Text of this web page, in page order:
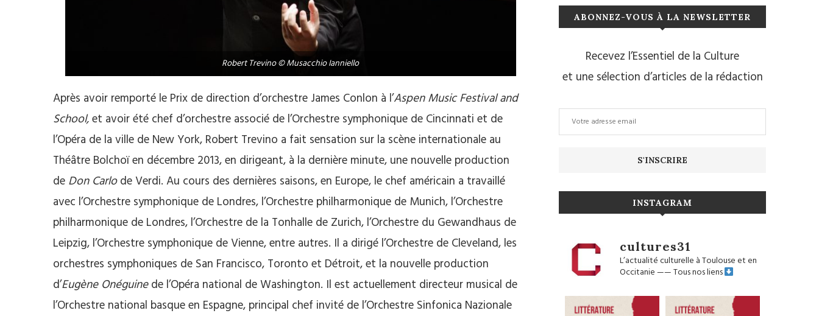
Robert Trevino © Musacchio Ianniello
Après avoir remporté le Prix de direction d’orchestre James Conlon à l’Aspen Music Festival and
School,et avoir été chef d’orchestre associé de l’Orchestre symphonique de Cincinnati et de
l’Opéra de la ville de New York, Robert Trevino a fait sensation sur la scène internationale au
Théâtre Bolchoï en décembre 2013, en dirigeant, à la dernière minute, une nouvelle production
de Don Carlode Verdi. Au cours des dernières saisons, en Europe, le chef américain a travaillé
avec l’Orchestre symphonique de Londres, l’Orchestre philharmonique de Munich, l’Orchestre
philharmonique de Londres, l’Orchestre de la Tonhalle de Zurich, l’Orchestre du Gewandhaus de
Leipzig, l’Orchestre symphonique de Vienne, entre autres. Il a dirigé l’Orchestre de Cleveland, les
orchestres symphoniques de San Francisco, Toronto et Détroit, et la nouvelle production
d’Eugène Onéguinede l’Opéra national de Washington. Il est actuellement directeur musical de
l’Orchestre national basque en Espagne, principal chef invité de l’Orchestre Sinfonica Nazionale
ABONNEZ-VOUS À LA NEWSLETTER
Recevez l’Essentiel de la Culture
et une sélection d’articles de la rédaction
INSTAGRAM
cultures31
L’actualité culturelle à Toulouse et en
Occitanie——Tous nos liens